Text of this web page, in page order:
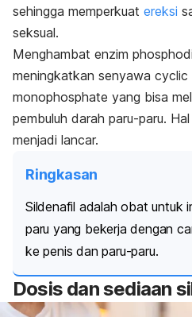
sehingga memperkuat ereksi
seksual.
Menghambat enzim
meningkatkan senyawa cyclic
monophosphate yang bisa
pembuluh darah paru-paru.
menjadi lancar.
Ringkasan
Sildenafil adalah obat untuk
paru yang bekerja dengan
ke penis dan paru-paru.
Dosis dan sediaan